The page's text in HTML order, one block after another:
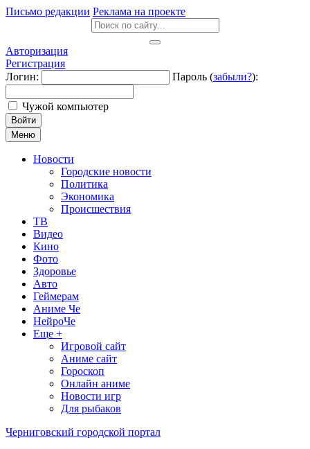
Письмо редакции Реклама на проекте
Авторизация
Регистрация
Логин:
Пароль (забыли?):
Чужой компьютер
Войти
Меню
Новости
Городские новости
Политика
Экономика
Происшествия
ТВ
Видео
Кино
Фото
Здоровье
Авто
Геймерам
Аниме Че
НейроЧе
Еще +
Игровой сайт
Аниме сайт
Гороскоп
Онлайн аниме
Новости игр
Для рыбаков
Черниговский городской портал